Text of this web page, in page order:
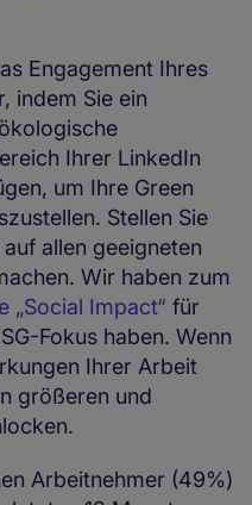
Engagement Ihres
indem Sie ein
Ihrer LinkedIn
um Ihre Green
Stellen Sie
allen geeigneten
Wir haben zum
„Social Impact“ für
Fokus haben. Wenn
Ihrer Arbeit
größeren und
Arbeitnehmer (49%)